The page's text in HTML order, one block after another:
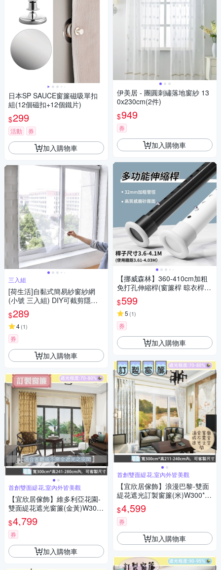
日本SP SAUCE窗簾磁吸單扣
組(12個磁扣+12個鐵片)
$299
活動 券
加入購物車
三入組
[荷生活]自黏式簡易紗窗紗網
(小號 三入組) DIY可截剪隱形
紗窗 附魔術貼
$289
4(1)
券
加入購物車
首創雙面緹花,室內外皆美觀
【宜欣居傢飾】維多利亞花園-
雙面緹花遮光窗簾(金黃)W300*
H241-280cm以內*2片/台灣製
$4,799
券
加入購物車
伊美居 - 團圓刺繡落地窗紗 13
0x230cm(2件)
$949
券
加入購物車
【挪威森林】360-410cm加粗
免打孔伸縮桿(窗簾桿 晾衣桿
曬衣桿 浴簾桿 門簾桿 掛衣架)
$599
5 (1)
券
加入購物車
首創雙面緹花,室內外皆美觀
【宜欣居傢飾】浪漫巴黎-雙面
緹花遮光訂製窗簾(米)W300*H
211-240cm以內*2片/台灣製
$4,599
券
加入購物車